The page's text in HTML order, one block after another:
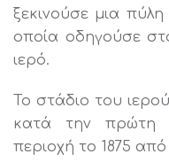
ξεκινούσε μια
οποία οδηγούσε
ιερό.
Το στάδιο του
κατά την πρώτη
περιοχή το 1875